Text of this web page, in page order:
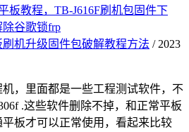
板教程，TB-J616F刷机包固件下
谷歌锁frp
机升级固件包破解教程方法 / 2023
，里面都是一些工程测试软件，不
.这些软件删除不掉，和正常平板
板才可以正常使用，看起来比较